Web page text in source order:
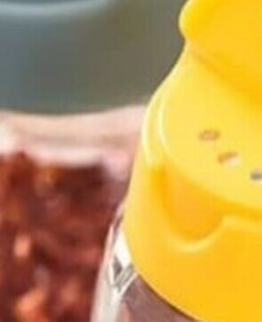
ಸಾಲ್ಟ್ ಬೆರೆಸಿ